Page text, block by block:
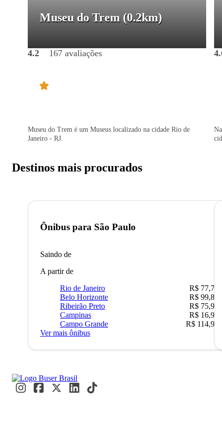
Museu do Trem (0.2km)
4.2 167 avaliações
Museu do Trem é um Museus localizado na cidade Rio de
Janeiro - RJ.
Destinos mais procurados
Ônibus para São Paulo
Saindo de
A partir de
Rio de Janeiro
R$ 77,70
Belo Horizonte
R$ 99,89
Ribeirão Preto
R$ 75,90
Campinas
R$ 16,90
Campo Grande
R$ 114,90
Ver mais ônibus